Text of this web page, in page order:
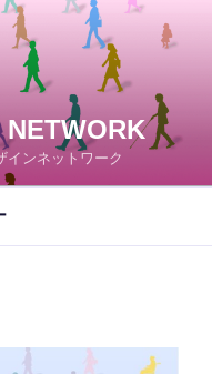
NETWORK
インネットワーク